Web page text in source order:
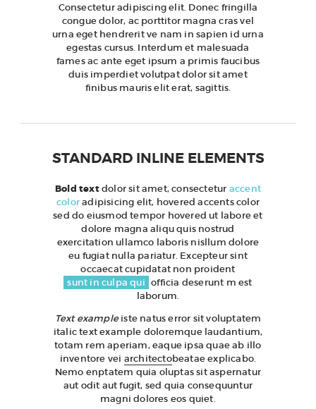
Consectetur adipiscing elit. Donec fringilla
congue dolor, ac porttitor magna cras vel
urna eget hendrerit ve nam in sapien id urna
egestas cursus. Interdum et malesuada
fames ac ante eget ipsum a primis faucibus
duis imperdiet volutpat dolor sit amet
finibus mauris elit erat, sagittis.
STANDARD INLINE ELEMENTS
Bold textdolor sit amet, consectetur accent
coloradipisicing elit, hovered accents color
sed do eiusmod tempor hovered ut labore et
dolore magna aliqu quis nostrud
exercitation ullamco laboris nisllum dolore
eu fugiat nulla pariatur. Excepteur sint
occaecat cupidatat non proident
sunt in culpa qui officia deserunt m est
laborum.
Text exampleiste natus error sit voluptatem
italic text example doloremque laudantium,
totam rem aperiam, eaque ipsa quae ab illo
inventore vei architectobeatae explicabo.
Nemo enptatem quia oluptas sit aspernatur
aut odit aut fugit, sed quia consequuntur
magni dolores eos quiet.